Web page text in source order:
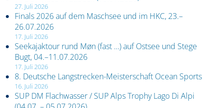
27. Juli 2026
Finals 2026 auf dem Maschsee und im HKC, 23.–
26.07.2026
17. Juli 2026
Seekajaktour rund Møn (fast …) auf Ostsee und Stege
Bugt, 04.–11.07.2026
17. Juli 2026
8. Deutsche Langstrecken-Meisterschaft Ocean Sports
16. Juli 2026
SUP DM Flachwasser / SUP Alps Trophy Lago Di Alpi